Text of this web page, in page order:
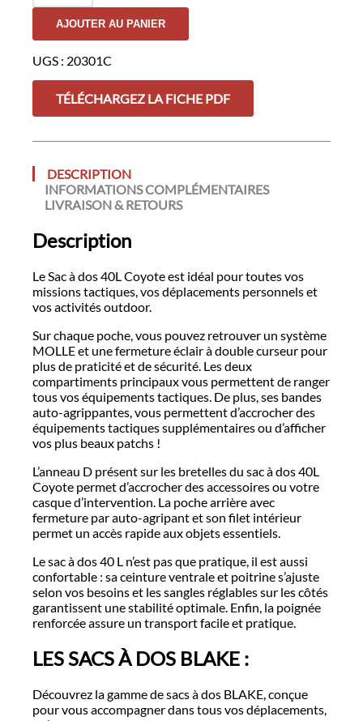
Sac
dos
BLAKE
Coyote
AJOUTER AU PANIER
UGS : 20301C
TÉLÉCHARGEZ LA FICHE PDF
DESCRIPTION
INFORMATIONS COMPLÉMENTAIRES
LIVRAISON & RETOURS
Description
Le Sac à dos 40L Coyote est idéal pour toutes vos
missions tactiques, vos déplacements personnels et
vos activités outdoor.
Sur chaque poche, vous pouvez retrouver un système
MOLLE et une fermeture éclair à double curseur pour
plus de praticité et de sécurité. Les deux
compartiments principaux vous permettent de ranger
tous vos équipements tactiques. De plus, ses bandes
auto-agrippantes, vous permettent d’accrocher des
équipements tactiques supplémentaires ou d’afficher
vos plus beaux patchs !
L’anneau D présent sur les bretelles du sac à dos 40L
Coyote permet d’accrocher des accessoires ou votre
casque d’intervention. La poche arrière avec
fermeture par auto-agripant et son filet intérieur
permet un accès rapide aux objets essentiels.
Le sac à dos 40 L n’est pas que pratique, il est aussi
confortable : sa ceinture ventrale et poitrine s’ajuste
selon vos besoins et les sangles réglables sur les côtés
garantissent une stabilité optimale. Enfin, la poignée
renforcée assure un transport facile et pratique.
LES SACS À DOS BLAKE :
Découvrez la gamme de sacs à dos BLAKE, conçue
pour vous accompagner dans tous vos déplacements,